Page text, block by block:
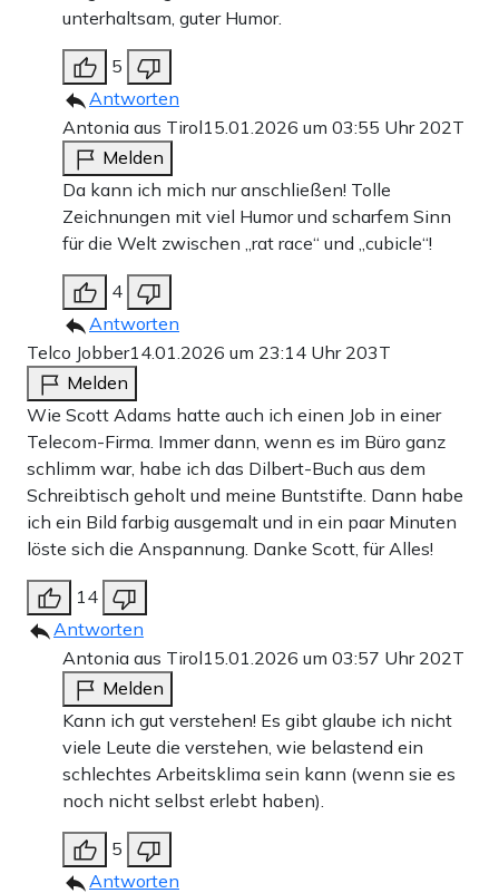
unterhaltsam, guter Humor.
5
Antworten
Antonia aus Tirol15.01.2026 um 03:55 Uhr 202T
Melden
Da kann ich mich nur anschließen! Tolle
Zeichnungen mit viel Humor und scharfem Sinn
für die Welt zwischen „rat race“ und „cubicle“!
4
Antworten
Telco Jobber14.01.2026 um 23:14 Uhr 203T
Melden
Wie Scott Adams hatte auch ich einen Job in einer
Telecom-Firma. Immer dann, wenn es im Büro ganz
schlimm war, habe ich das Dilbert-Buch aus dem
Schreibtisch geholt und meine Buntstifte. Dann habe
ich ein Bild farbig ausgemalt und in ein paar Minuten
löste sich die Anspannung. Danke Scott, für Alles!
14
Antworten
Antonia aus Tirol15.01.2026 um 03:57 Uhr 202T
Melden
Kann ich gut verstehen! Es gibt glaube ich nicht
viele Leute die verstehen, wie belastend ein
schlechtes Arbeitsklima sein kann (wenn sie es
noch nicht selbst erlebt haben).
5
Antworten